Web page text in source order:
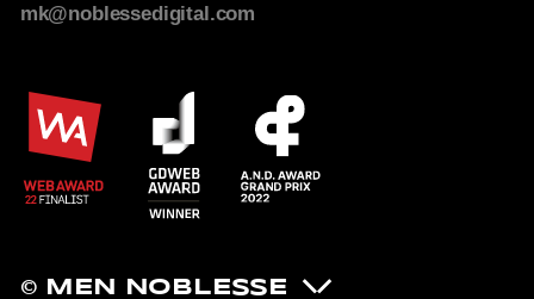
mk@noblessedigital.com
© MEN NOBLESSE